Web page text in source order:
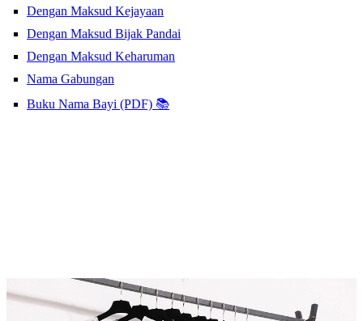
Dengan Maksud Kejayaan
Dengan Maksud Bijak Pandai
Dengan Maksud Keharuman
Nama Gabungan
Buku Nama Bayi (PDF) 📚